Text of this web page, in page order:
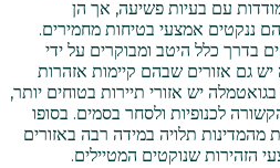
עם בעיות פשיעה, אך הן
ננקטים אמצעי בטיחות מחמירים.
בדרך כלל היטב ומבוקרים על ידי
יש גם אזורים שבהם קיימות אזהרות
יש אזורי תיירות בטוחים יותר,
לכנופיות ולסחר בסמים. בסופו
תלויה במידה רבה באזורים
הזהירות שנוקטים המטיילים.